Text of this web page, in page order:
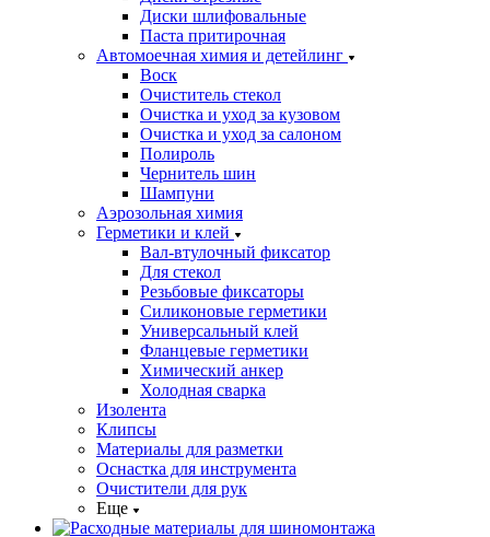
Диски шлифовальные
Паста притирочная
Автомоечная химия и детейлинг
Воск
Очиститель стекол
Очистка и уход за кузовом
Очистка и уход за салоном
Полироль
Чернитель шин
Шампуни
Аэрозольная химия
Герметики и клей
Вал-втулочный фиксатор
Для стекол
Резьбовые фиксаторы
Силиконовые герметики
Универсальный клей
Фланцевые герметики
Химический анкер
Холодная сварка
Изолента
Клипсы
Материалы для разметки
Оснастка для инструмента
Очистители для рук
Еще